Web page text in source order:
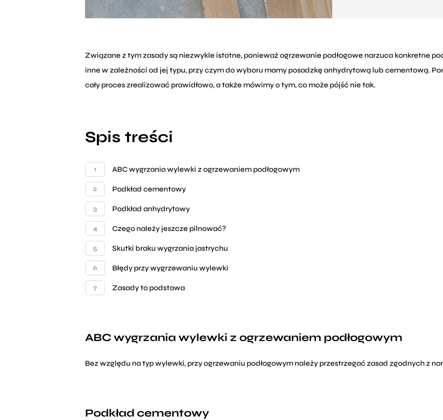
Związane z tym zasady są niezwykle istotne, ponieważ ogrzewanie podłogowe narzuca konkretne
inne w zależności od jej typu, przy czym do wyboru mamy posadzkę anhydrytową lub cementową.
cały proces zrealizować prawidłowo, a także mówimy o tym, co może pójść nie tak.
Spis treści
ABC wygrzania wylewki z ogrzewaniem podłogowym
Podkład cementowy
Podkład anhydrytowy
Czego należy jeszcze pilnować?
Skutki braku wygrzania jastrychu
Błędy przy wygrzewaniu wylewki
Zasady to podstawa
ABC wygrzania wylewki z ogrzewaniem podłogowym
Bez względu na typ wylewki, przy ogrzewaniu podłogowym należy przestrzegać zasad zgodnych z
Podkład cementowy